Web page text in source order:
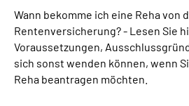
Über uns & Presse
Online-Services
Wann bekomme ich eine Reha von
Rentenversicherung? - Lesen Sie
Voraussetzungen,
sich sonst wenden können, wenn
Reha beantragen möchten.